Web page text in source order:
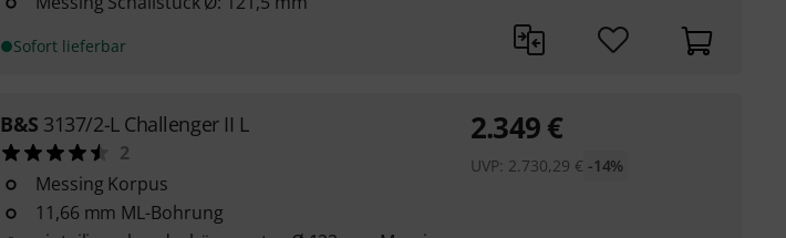
Sofort lieferbar
B&S 3137/2-L Challenger II L
2
Messing Korpus
11,66 mm ML-Bohrung
2.349€
UVP: 2.730,29 € -14%